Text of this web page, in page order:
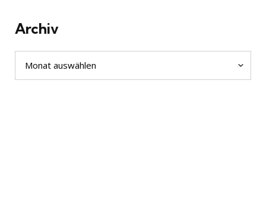
Archiv
Archiv